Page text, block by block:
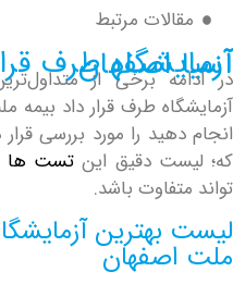
مرتبط
داد بیمه ملت و آسیا اصفهان
برخی از متداول‌ترین
طرف قرار داد بیمه ملت و
را مورد بررسی قرار داده
دقیق اینتست هابا
باشد.
آزمایشگاه